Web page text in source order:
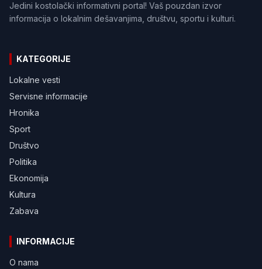
Jedini kostolački informativni portal! Vaš pouzdan izvor
informacija o lokalnim dešavanjima, društvu, sportu i kulturi.
KATEGORIJE
Lokalne vesti
Servisne informacije
Hronika
Sport
Društvo
Politika
Ekonomija
Kultura
Zabava
INFORMACIJE
O nama